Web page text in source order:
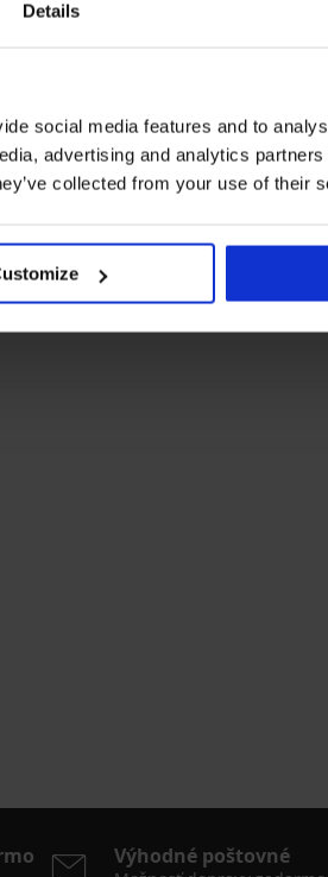
Details
social media features and to
advertising and analytics
collected from your use of their
Výhodné poštovné